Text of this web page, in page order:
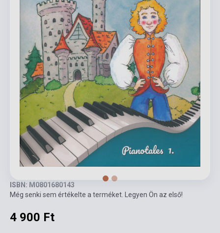
ISBN: M0801680143
Még senki sem értékelte a terméket. Legyen Ön az első!
4 900 Ft